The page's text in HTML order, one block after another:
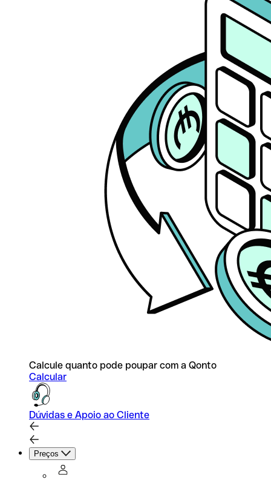
Calcule quanto pode poupar com a Qonto
Calcular
Dúvidas e Apoio ao Cliente
Preços